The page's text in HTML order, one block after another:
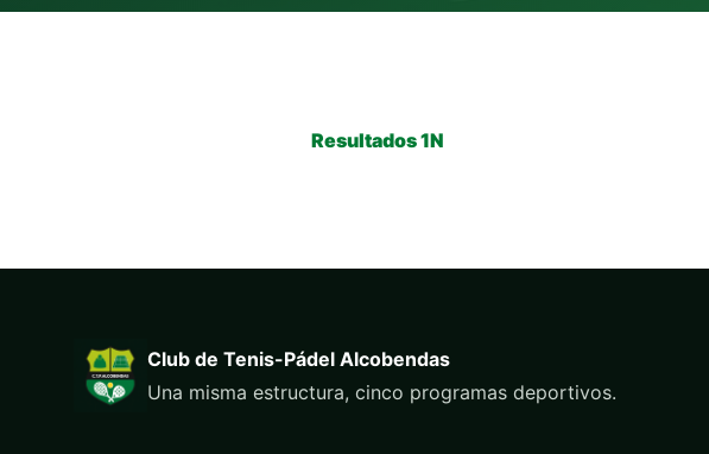
Resultados 1N
Club de Tenis-Pádel Alcobendas
Una misma estructura, cinco programas deportivos.